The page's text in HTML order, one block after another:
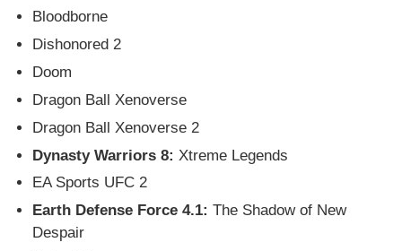
Bloodborne
Dishonored 2
Doom
Dragon Ball Xenoverse
Dragon Ball Xenoverse 2
Dynasty Warriors 8: Xtreme Legends
EA Sports UFC 2
Earth Defense Force 4.1: The Shadow of New
Despair